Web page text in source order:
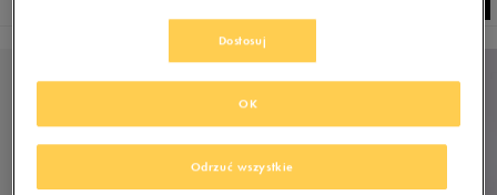
Dostosuj
Odrzuć wszystkie
OK